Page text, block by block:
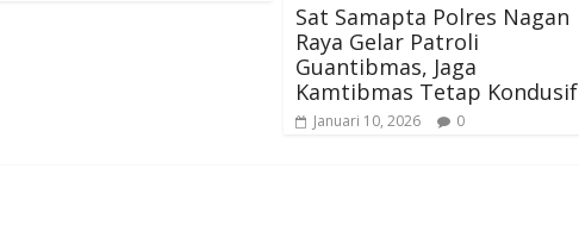
Sat Samapta Polres Nagan
Raya Gelar Patroli
Guantibmas, Jaga
Kamtibmas Tetap Kondusif
Januari 10, 2026 0